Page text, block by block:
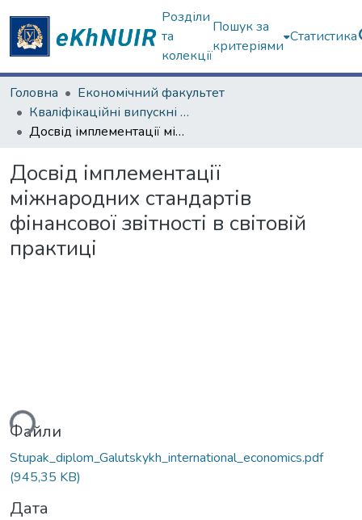
Розділи
та
колекції
Пошук за
критеріями
Статистика
Головна
Економічний факультет
Кваліфікаційні випускні роботи бакалаврів. Економічний факультет
Досвід імплементації міжнародних стандартів фінансової звітності в світовій практиці
Досвід імплементації
міжнародних стандартів
фінансової звітності в світовій
практиці
Файли
Stupak_diplom_Galutskykh_international_economics.pdf
(945,35 KB)
Дата